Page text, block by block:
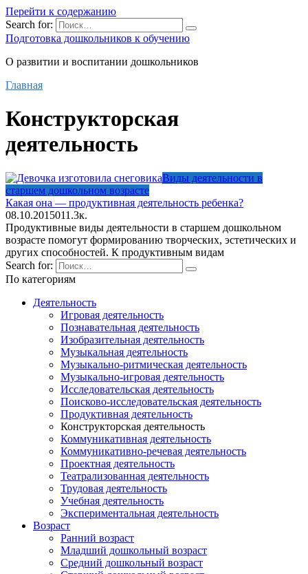
Перейти к содержанию
Search for:
Подготовка дошкольников к обучению
О развитии и воспитании дошкольников
Главная
Конструкторская
деятельность
Виды деятельности в
старшем дошкольном возрасте
Какая она — продуктивная деятельность ребенка?
08.10.2015011.3к.
Продуктивные виды деятельности в старшем дошкольном
возрасте помогут формированию творческих, эстетических и
других способностей. К продуктивным видам
Search for:
По категориям
Деятельность
Игровая деятельность
Познавательная деятельность
Изобразительная деятельность
Музыкальная деятельность
Музыкально-ритмическая деятельность
Музыкально-игровая деятельность
Исследовательская деятельность
Поисково-исследовательская деятельность
Продуктивная деятельность
Конструкторская деятельность
Коммуникативная деятельность
Коммуникативно-речевая деятельность
Проектная деятельность
Театрализованная деятельность
Трудовая деятельность
Учебная деятельность
Экспериментальная деятельность
Возраст
Ранний возраст
Младший дошкольный возраст
Средний дошкольный возраст